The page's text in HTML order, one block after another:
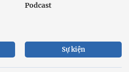
Podcast
Sự kiện